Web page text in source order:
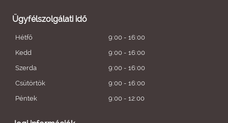
Ügyfélszolgálati idő
Hétfő
9:00 - 16:00
Kedd
9:00 - 16:00
Szerda
9:00 - 16:00
Csütörtök
9:00 - 16:00
Péntek
9:00 - 12:00